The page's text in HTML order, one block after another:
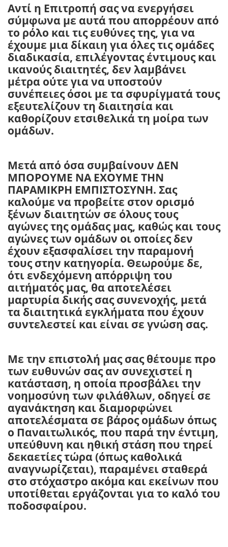
Αντί η Επιτροπή σας να ενεργήσει
σύμφωνα με αυτά που απορρέουν από
το ρόλο και τις ευθύνες της, για να
έχουμε μια δίκαιη για όλες τις ομάδες
διαδικασία, επιλέγοντας έντιμους και
ικανούς διαιτητές, δεν λαμβάνει
μέτρα ούτε για να υποστούν
συνέπειες όσοι με τα σφυρίγματά τους
εξευτελίζουν τη διαιτησία και
καθορίζουν ετσιθελικά τη μοίρα των
ομάδων.
Μετά από όσα συμβαίνουν ΔΕΝ
ΜΠΟΡΟΥΜΕ ΝΑ ΕΧΟΥΜΕ ΤΗΝ
ΠΑΡΑΜΙΚΡΗ ΕΜΠΙΣΤΟΣΥΝΗ. Σας
καλούμε να προβείτε στον ορισμό
ξένων διαιτητών σε όλους τους
αγώνες της ομάδας μας, καθώς και τους
αγώνες των ομάδων οι οποίες δεν
έχουν εξασφαλίσει την παραμονή
τους στην κατηγορία. Θεωρούμε δε,
ότι ενδεχόμενη απόρριψη του
αιτήματός μας, θα αποτελέσει
μαρτυρία δικής σας συνενοχής, μετά
τα διαιτητικά εγκλήματα που έχουν
συντελεστεί και είναι σε γνώση σας.
Με την επιστολή μας σας θέτουμε προ
των ευθυνών σας αν συνεχιστεί η
κατάσταση, η οποία προσβάλει την
νοημοσύνη των φιλάθλων, οδηγεί σε
αγανάκτηση και διαμορφώνει
αποτελέσματα σε βάρος ομάδων όπως
ο Παναιτωλικός, που παρά την έντιμη,
υπεύθυνη και ηθική στάση που τηρεί
δεκαετίες τώρα (όπως καθολικά
αναγνωρίζεται), παραμένει σταθερά
στο στόχαστρο ακόμα και εκείνων που
υποτίθεται εργάζονται για το καλό του
ποδοσφαίρου.